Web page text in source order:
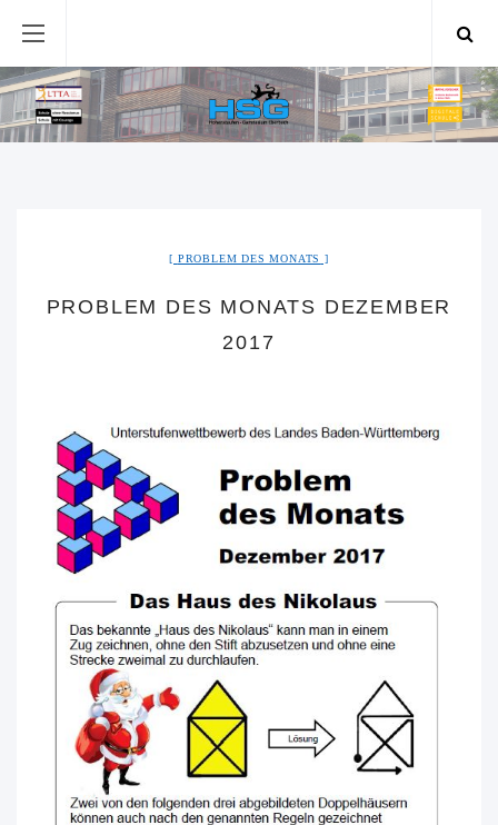
PROBLEM DES MONATS
PROBLEM DES MONATS DEZEMBER
2017